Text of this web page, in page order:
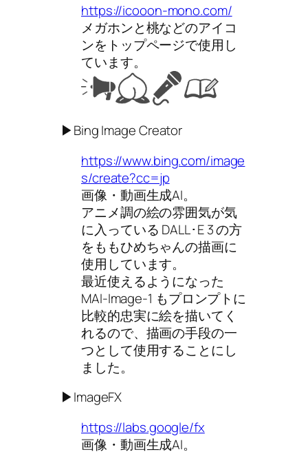
https://icooon-mono.com/
メガホンと桃などのアイコ
ンをトップページで使用し
ています。
▶Bing Image Creator
https://www.bing.com/image
s/create?cc=jp
画像・動画生成AI。
アニメ調の絵の雰囲気が気
に入っている DALL･E 3 の方
をももひめちゃんの描画に
使用しています。
最近使えるようになった
MAI-Image-1 もプロンプトに
比較的忠実に絵を描いてく
れるので、描画の手段の一
つとして使用することにし
ました。
▶ImageFX
https://labs.google/fx
画像・動画生成AI。